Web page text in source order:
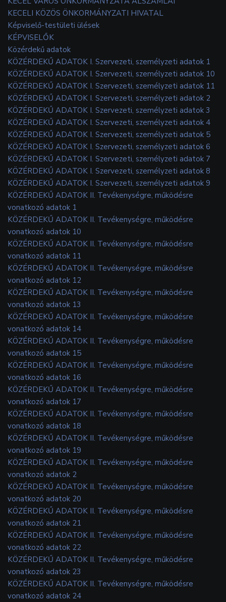
KECELI KÖZÖS ÖNKORMÁNYZATI HIVATAL
Képviselő-testületi ülések
KÉPVISELŐK
Közérdekű adatok
KÖZÉRDEKŰ ADATOK I. Szervezeti, személyzeti adatok 1
KÖZÉRDEKŰ ADATOK I. Szervezeti, személyzeti adatok 10
KÖZÉRDEKŰ ADATOK I. Szervezeti, személyzeti adatok 11
KÖZÉRDEKŰ ADATOK I. Szervezeti, személyzeti adatok 2
KÖZÉRDEKŰ ADATOK I. Szervezeti, személyzeti adatok 3
KÖZÉRDEKŰ ADATOK I. Szervezeti, személyzeti adatok 4
KÖZÉRDEKŰ ADATOK I. Szervezeti, személyzeti adatok 5
KÖZÉRDEKŰ ADATOK I. Szervezeti, személyzeti adatok 6
KÖZÉRDEKŰ ADATOK I. Szervezeti, személyzeti adatok 7
KÖZÉRDEKŰ ADATOK I. Szervezeti, személyzeti adatok 8
KÖZÉRDEKŰ ADATOK I. Szervezeti, személyzeti adatok 9
KÖZÉRDEKŰ ADATOK II. Tevékenységre, működésre
vonatkozó adatok 1
KÖZÉRDEKŰ ADATOK II. Tevékenységre, működésre
vonatkozó adatok 10
KÖZÉRDEKŰ ADATOK II. Tevékenységre, működésre
vonatkozó adatok 11
KÖZÉRDEKŰ ADATOK II. Tevékenységre, működésre
vonatkozó adatok 12
KÖZÉRDEKŰ ADATOK II. Tevékenységre, működésre
vonatkozó adatok 13
KÖZÉRDEKŰ ADATOK II. Tevékenységre, működésre
vonatkozó adatok 14
KÖZÉRDEKŰ ADATOK II. Tevékenységre, működésre
vonatkozó adatok 15
KÖZÉRDEKŰ ADATOK II. Tevékenységre, működésre
vonatkozó adatok 16
KÖZÉRDEKŰ ADATOK II. Tevékenységre, működésre
vonatkozó adatok 17
KÖZÉRDEKŰ ADATOK II. Tevékenységre, működésre
vonatkozó adatok 18
KÖZÉRDEKŰ ADATOK II. Tevékenységre, működésre
vonatkozó adatok 19
KÖZÉRDEKŰ ADATOK II. Tevékenységre, működésre
vonatkozó adatok 2
KÖZÉRDEKŰ ADATOK II. Tevékenységre, működésre
vonatkozó adatok 20
KÖZÉRDEKŰ ADATOK II. Tevékenységre, működésre
vonatkozó adatok 21
KÖZÉRDEKŰ ADATOK II. Tevékenységre, működésre
vonatkozó adatok 22
KÖZÉRDEKŰ ADATOK II. Tevékenységre, működésre
vonatkozó adatok 23
KÖZÉRDEKŰ ADATOK II. Tevékenységre, működésre
vonatkozó adatok 24